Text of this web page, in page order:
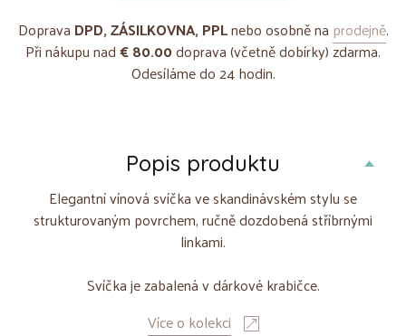
Doprava DPD, ZÁSILKOVNA, PPLnebo osobně na prodejně.
Při nákupu nad€ 80.00doprava (včetně dobírky) zdarma.
Odesíláme do 24 hodin.
Popis produktu
Elegantní vínová svíčka ve skandinávském stylu se
strukturovaným povrchem, ručně dozdobená stříbrnými
linkami.
Svíčka je zabalená v dárkové krabičce.
Více o kolekci